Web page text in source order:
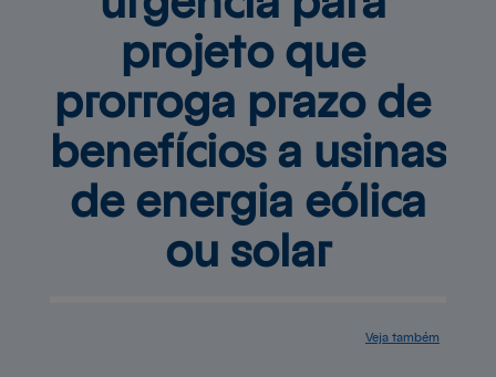
projeto que
prorroga prazo de
benefícios a usinas
de energia eólica
ou solar
Veja também